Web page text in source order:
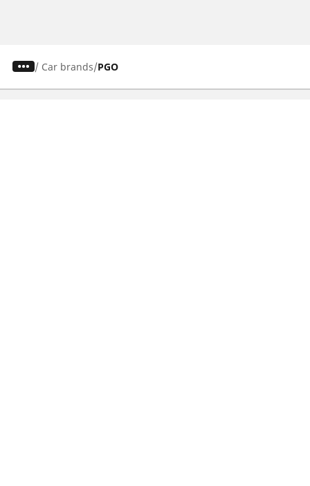
/ Car brands PGO